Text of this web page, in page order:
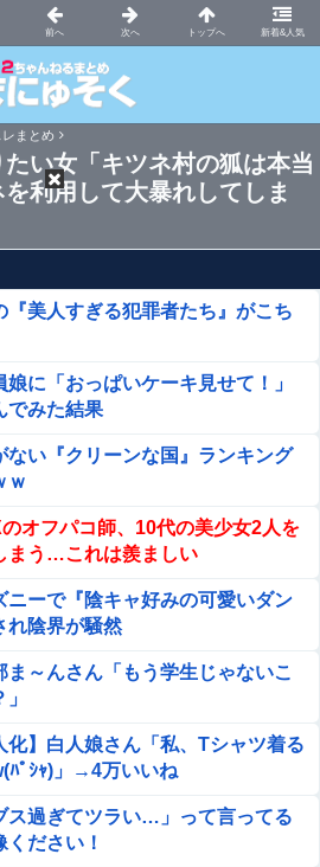
新着&人気
まとめニュース速報VIP
まとめ
たい女「キツネ村の狐は本当
利用して大暴れしてしま
『美人すぎる犯罪者たち』がこち
に「おっぱいケーキ見せて！」
でみた結果
ない『クリーンな国』ランキング
ｗ
のオフパコ師、10代の美少女2人を
まう…これは羨ましい
ニーで『陰キャ好みの可愛いダン
れ陰界が騒然
ま～んさん「もう学生じゃないこ
化】白人娘さん「私、Tシャツ着る
ﾊﾟｼｬ)」→4万いいね
ス過ぎてツラい…」って言ってる
ださい！